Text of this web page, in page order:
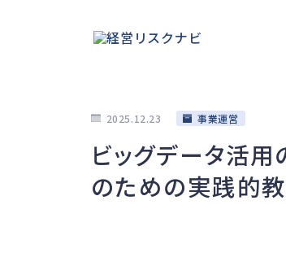
2025.12.23 事業運営
ビッグデータ活
のための実践的